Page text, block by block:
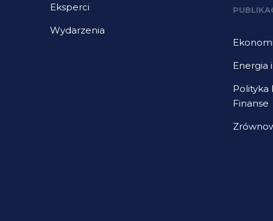
Eksperci
Wydarzenia
Energia
Polityka
Finanse